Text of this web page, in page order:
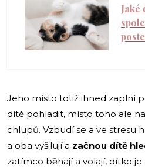
Jaké
Jeho místo totiž ihned zaplní
dítě pohladit, místo toho ale
chlupů. Vzbudí se a ve stresu
a oba vyšilují a začnou dítě
zatímco běhají a volají, dítko